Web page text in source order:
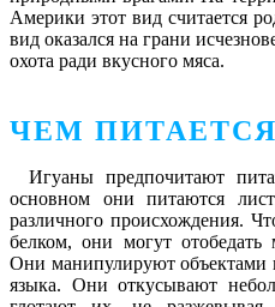
Америки этот вид считается
вид оказался на грани
охота ради вкусного мяса.
ЧЕМ
Игуаны предпочитают
основном они питаются
различного происхождения.
белком, они могут
Они манипулируют объектами
языка. Они откусывают